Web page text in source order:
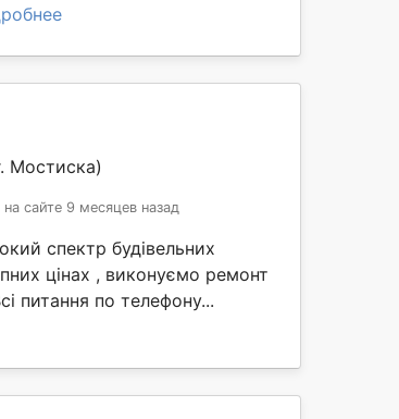
Мостиска)
сайте 9 месяцев назад
спектр будівельних
цінах , виконуємо ремонт
питання по телефону...